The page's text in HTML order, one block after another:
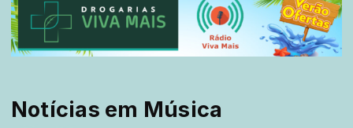
Notícias em Música